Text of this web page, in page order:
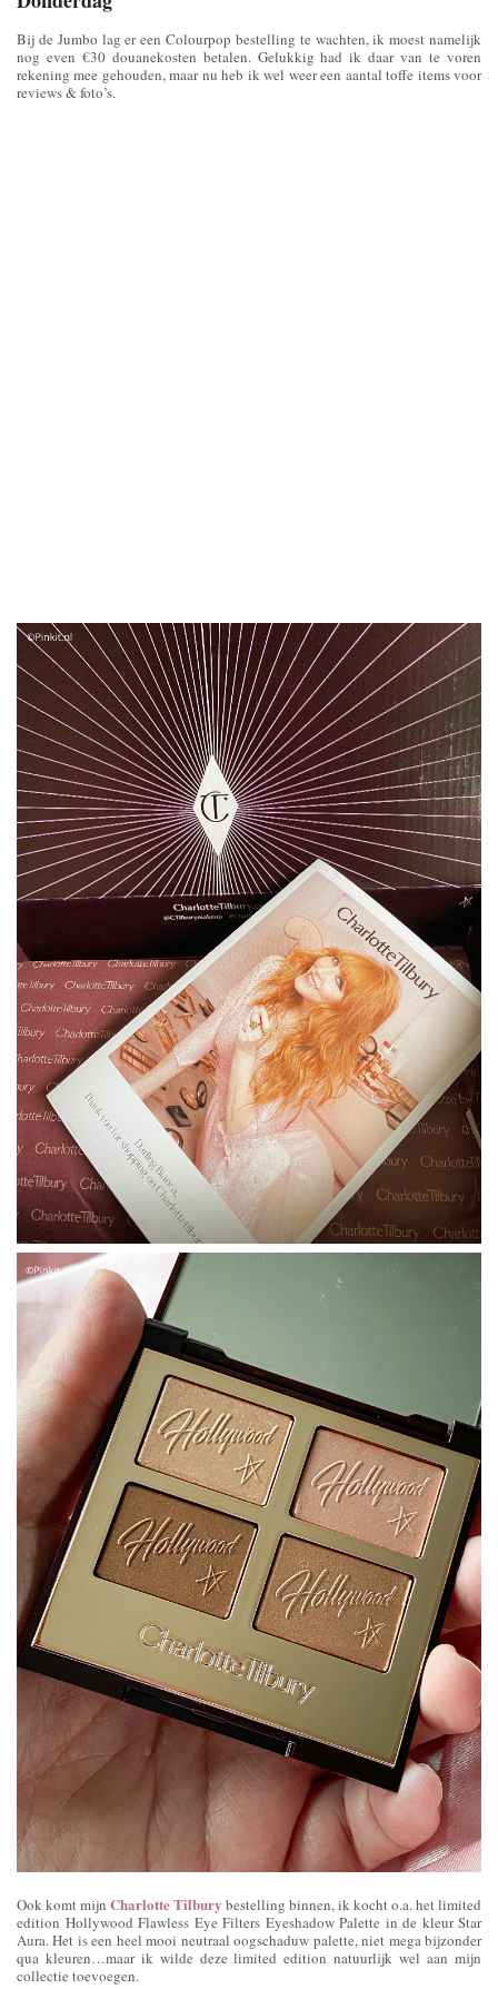
Bij de Jumbo lag er een Colourpop bestelling te wachten, ik moest namelijk
nog even €30 douanekosten betalen. Gelukkig had ik daar van te voren
rekening mee gehouden, maar nu heb ik wel weer een aantal toffe items voor
reviews & foto’s.
Ook komt mijn Charlotte Tilbury bestelling binnen, ik kocht o.a. het limited
edition Hollywood Flawless Eye Filters Eyeshadow Palette in de kleur Star
Aura. Het is een heel mooi neutraal oogschaduw palette, niet mega bijzonder
qua kleuren…maar ik wilde deze limited edition natuurlijk wel aan mijn
collectie toevoegen.